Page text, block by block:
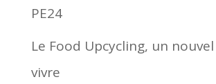
PE24
Le Food Upcycling, un
vivre